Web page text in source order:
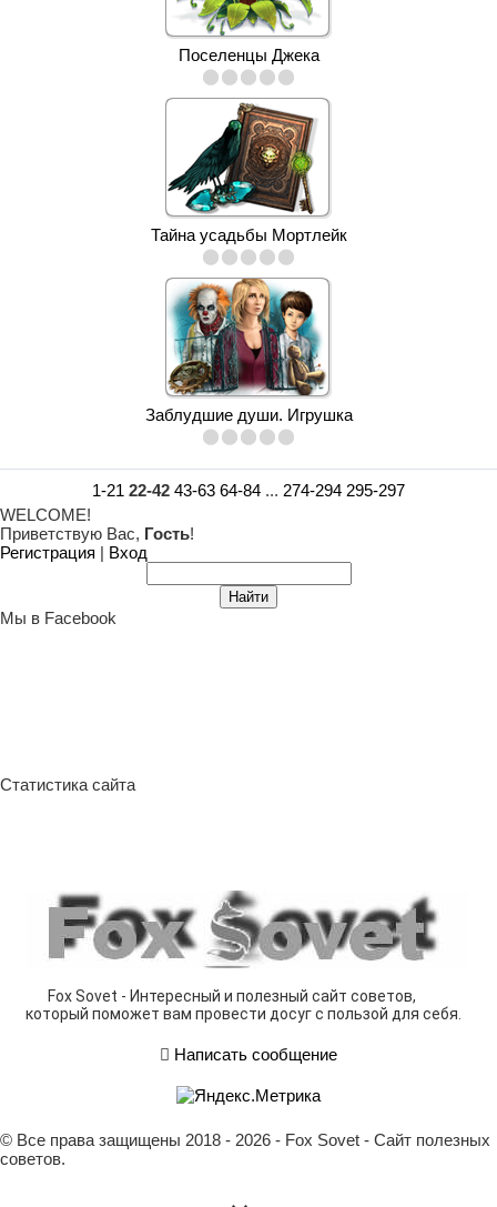
Поселенцы Джека
Тайна усадьбы Мортлейк
Заблудшие души. Игрушка
1-21 22-42 43-63 64-84 ... 274-294 295-297
WELCOME!
Приветствую Вас, Гость!
Регистрация | Вход
Мы в Facebook
Статистика сайта
Fox Sovet - Интересный и полезный сайт советов,
который поможет вам провести досуг с пользой для себя.
Написать сообщение
© Все права защищены 2018 - 2026 - Fox Sovet - Сайт полезных
советов.